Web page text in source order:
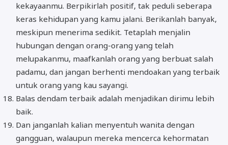
kekayaanmu. Berpikirlah positif, tak peduli seberapa
keras kehidupan yang kamu jalani. Berikanlah banyak,
meskipun menerima sedikit. Tetaplah menjalin
hubungan dengan orang-orang yang telah
melupakanmu, maafkanlah orang yang berbuat salah
padamu, dan jangan berhenti mendoakan yang terbaik
untuk orang yang kau sayangi.
Balas dendam terbaik adalah menjadikan dirimu lebih
baik.
Dan janganlah kalian menyentuh wanita dengan
gangguan, walaupun mereka mencerca kehormatan